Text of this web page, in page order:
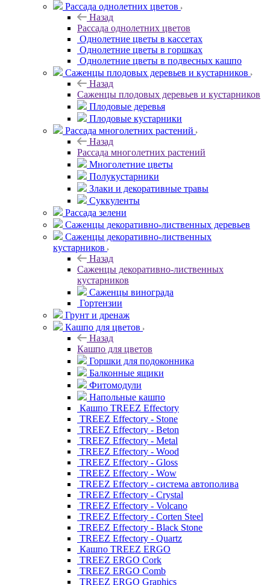
Рассада однолетних цветов
Назад
Рассада однолетних цветов
Однолетние цветы в кассетах
Однолетние цветы в горшках
Однолетние цветы в подвесных кашпо
Саженцы плодовых деревьев и кустарников
Назад
Саженцы плодовых деревьев и кустарников
Плодовые деревья
Плодовые кустарники
Рассада многолетних растений
Назад
Рассада многолетних растений
Многолетние цветы
Полукустарники
Злаки и декоративные травы
Суккуленты
Рассада зелени
Саженцы декоративно-лиственных деревьев
Саженцы декоративно-лиственных
кустарников
Назад
Саженцы декоративно-лиственных
кустарников
Саженцы винограда
Гортензии
Грунт и дренаж
Кашпо для цветов
Назад
Кашпо для цветов
Горшки для подоконника
Балконные ящики
Фитомодули
Напольные кашпо
Кашпо TREEZ Effectory
TREEZ Effectory - Stone
TREEZ Effectory - Beton
TREEZ Effectory - Metal
TREEZ Effectory - Wood
TREEZ Effectory - Gloss
TREEZ Effectory - Wow
TREEZ Effectory - система автополива
TREEZ Effectory - Crystal
TREEZ Effectory - Volcano
TREEZ Effectory - Corten Steel
TREEZ Effectory - Black Stone
TREEZ Effectory - Quartz
Кашпо TREEZ ERGO
TREEZ ERGO Cork
TREEZ ERGO Comb
TREEZ ERGO Graphics